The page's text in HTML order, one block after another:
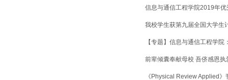
信息与通信工程学院2019年
我校学生获第九届全国大学生
【专题】信息与通信工程学
前辈倾囊奉献母校 吾侪感恩执
《Physical Review Applied